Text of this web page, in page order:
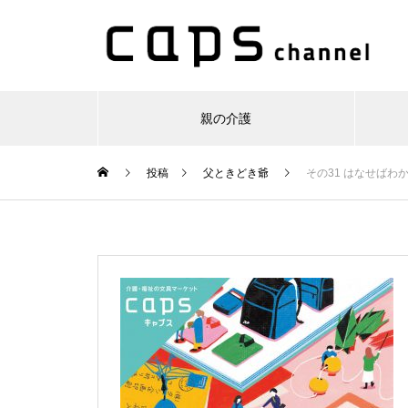
親の介護
投稿 父ときどき爺 その31 はなせばわ